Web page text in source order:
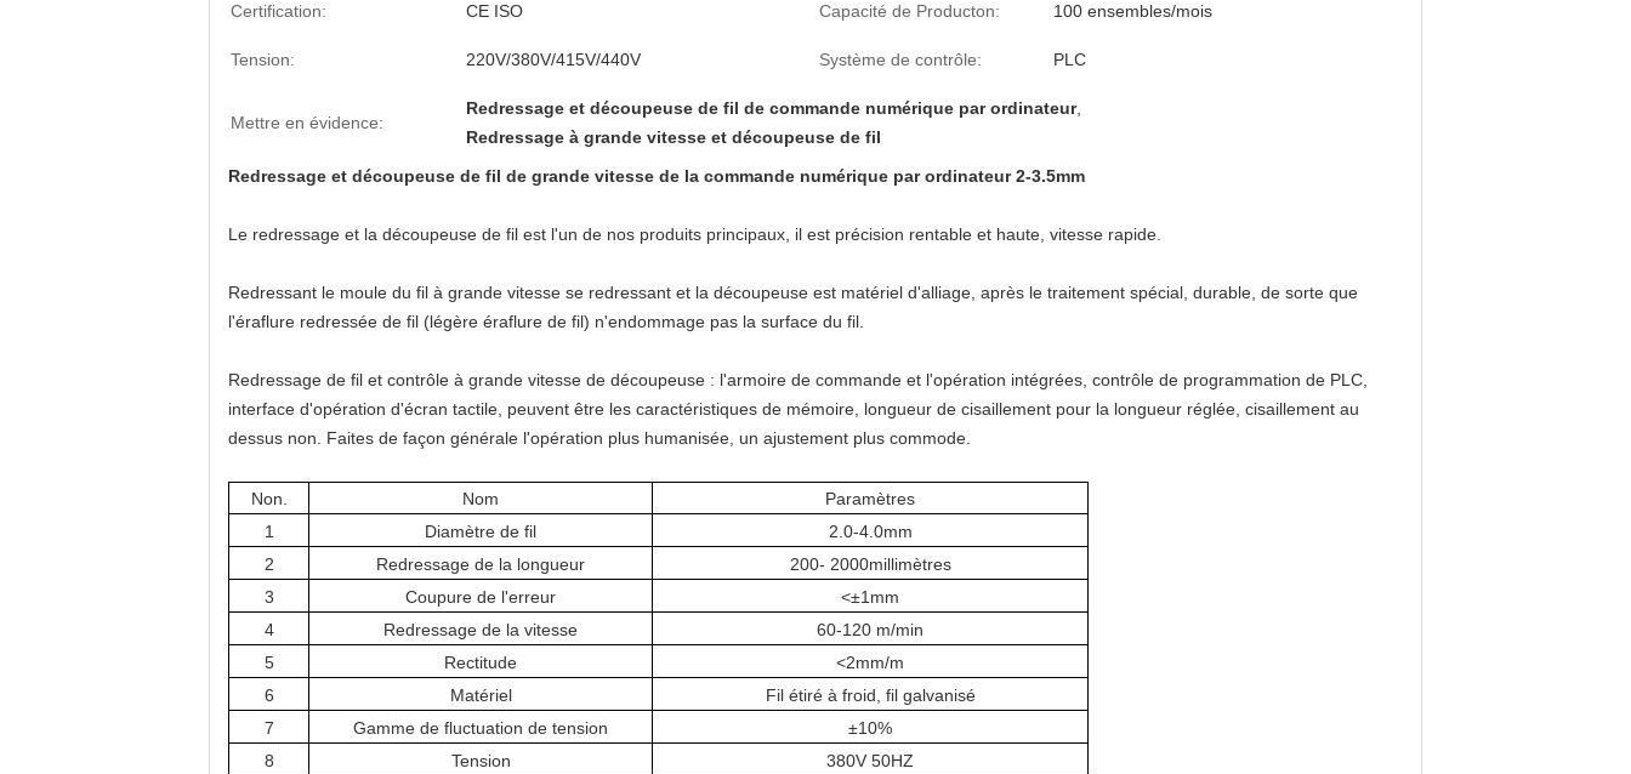
Certification: CE ISO Capacité de Producton: 100 ensembles/mois
Tension: 220V/380V/415V/440V Système de contrôle: PLC
Mettre en évidence:
Redressage et découpeuse de fil de commande numérique par ordinateur,
Redressage à grande vitesse et découpeuse de fil
Redressage et découpeuse de fil de grande vitesse de la commande numérique par ordinateur 2-3.5mm
Le redressage et la découpeuse de fil est l'un de nos produits principaux, il est précision rentable et haute, vitesse rapide.
Redressant le moule du fil à grande vitesse se redressant et la découpeuse est matériel d'alliage, après le traitement spécial, durable, de sorte que
l'éraflure redressée de fil (légère éraflure de fil) n'endommage pas la surface du fil.
Redressage de fil et contrôle à grande vitesse de découpeuse : l'armoire de commande et l'opération intégrées, contrôle de programmation de PLC,
interface d'opération d'écran tactile, peuvent être les caractéristiques de mémoire, longueur de cisaillement pour la longueur réglée, cisaillement au
dessus non. Faites de façon générale l'opération plus humanisée, un ajustement plus commode.
Non. Nom
Paramètres
1
Diamètre de fil
2.0-4.0mm
2
Redressage de la longueur 200- 2000millimètres
3
Coupure de l'erreur
<±1mm
4
Redressage de la vitesse 60-120 m/min
5
Rectitude <2mm/m
6
Matériel Fil étiré à froid fil galvanisé
7
Gamme de fluctuation de tension
±10%
8
Tension 380V 50HZ